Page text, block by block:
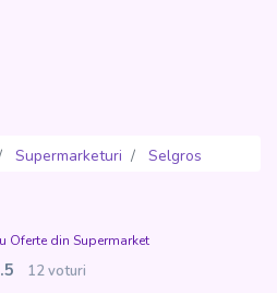
Supermarketuri
Selgros
Oferte din Supermarket
12 voturi